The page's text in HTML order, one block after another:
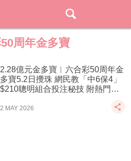
周年金多寶
2.28億元金多寶︱六合彩50周年金
多寶5.2日攪珠 網民教「中6保4」
$210聰明組合投注秘技 附熱門號
2 MAY 2026